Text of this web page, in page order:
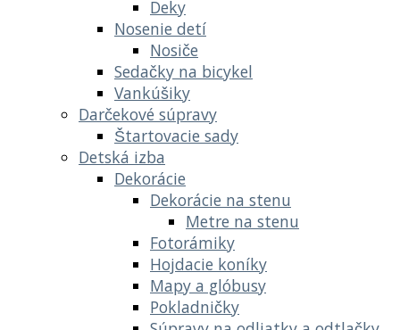
Deky
Nosenie detí
Nosiče
Sedačky na bicykel
Vankúšiky
Darčekové súpravy
Štartovacie sady
Detská izba
Dekorácie
Dekorácie na stenu
Metre na stenu
Fotorámiky
Hojdacie koníky
Mapy a glóbusy
Pokladničky